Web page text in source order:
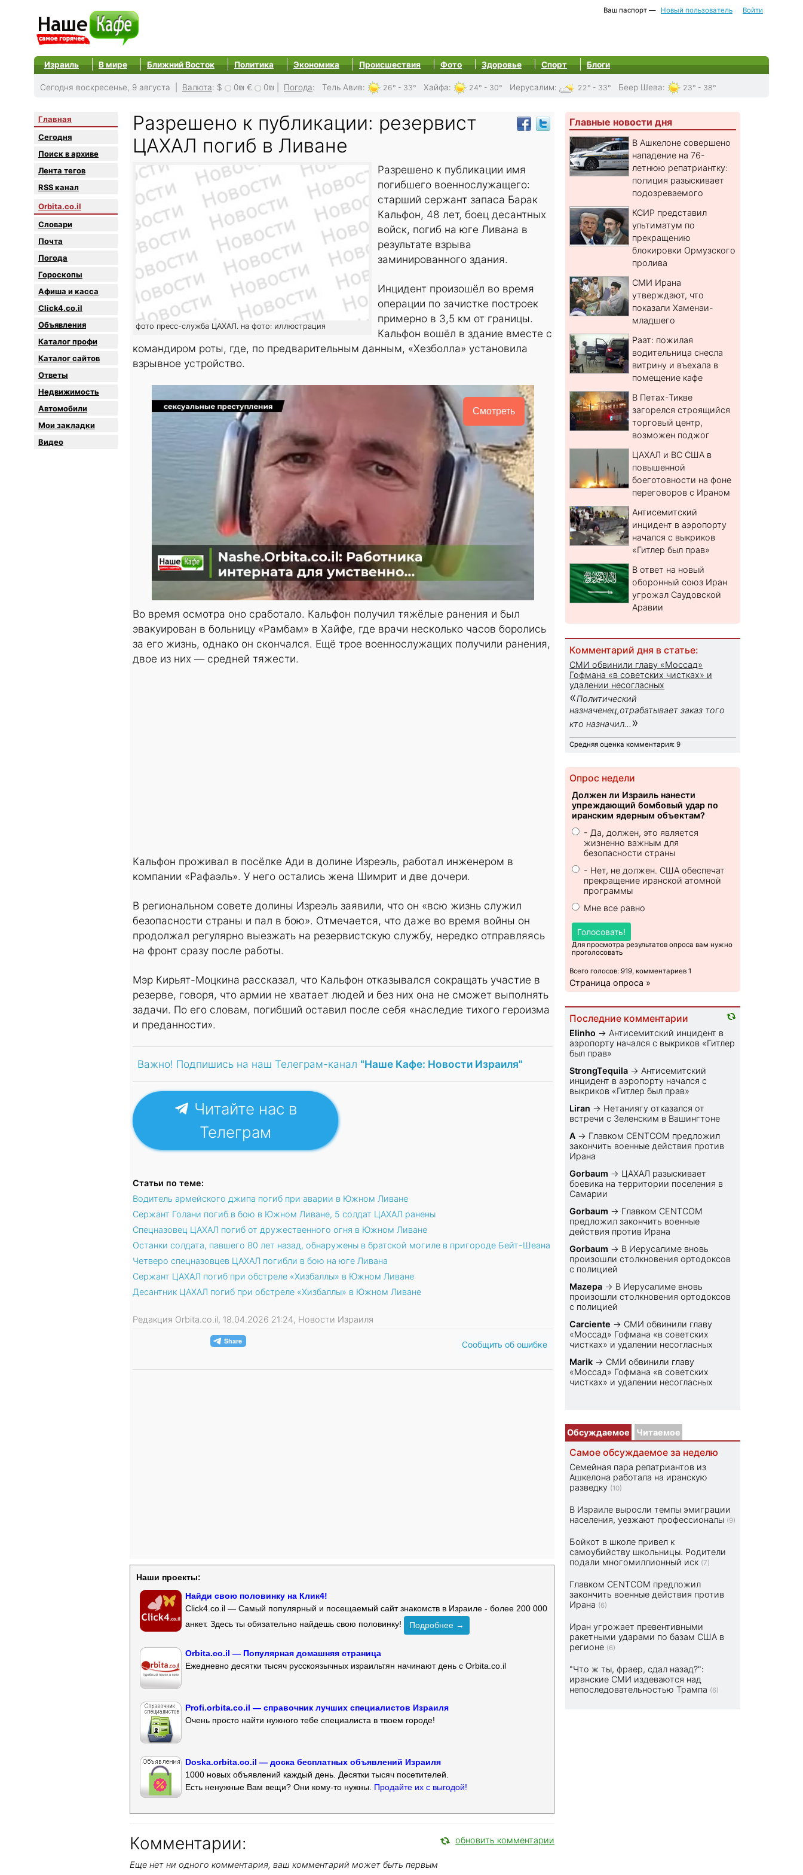
Ваш паспорт — Новый пользователь Войти
Израиль В мире Ближний Восток Политика Экономика Происшествия Фото Здоровье Спорт Блоги
Сегодня воскресенье, 9 августа | Валюта: $ 0₪ € 0₪ Погода: Тель Авив: 26° - 33° Хайфа: 24° - 30° Иерусалим: 22° - 33° Беер Шева: 23° - 38°
Главная
Сегодня
Поиск в архиве
Лента тегов
RSS канал
Orbita.co.il
Словари
Почта
Погода
Гороскопы
Афиша и касса
Click4.co.il
Объявления
Каталог профи
Каталог сайтов
Oтветы
Недвижимость
Автомобили
Мои закладки
Видео
Разрешено к публикации: резервист
ЦАХАЛ погиб в Ливане
фото пресс-служба ЦАХАЛ. на фото: иллюстрация
Разрешено к публикации имя
погибшего военнослужащего:
старший сержант запаса Барак
Кальфон, 48 лет, боец десантных
войск, погиб на юге Ливана в
результате взрыва
заминированного здания.
Инцидент произошёл во время
операции по зачистке построек
примерно в 3,5 км от границы.
Кальфон вошёл в здание вместе с
командиром роты, где, по предварительным данным, «Хезболла» установила
взрывное устройство.
Смотреть
Во время осмотра оно сработало. Кальфон получил тяжёлые ранения и был
эвакуирован в больницу «Рамбам» в Хайфе, где врачи несколько часов боролись
за его жизнь, однако он скончался. Ещё трое военнослужащих получили ранения,
двое из них — средней тяжести.
Кальфон проживал в посёлке Ади в долине Изреэль, работал инженером в
компании «Рафаэль». У него остались жена Шимрит и две дочери.
В региональном совете долины Изреэль заявили, что он «всю жизнь служил
безопасности страны и пал в бою». Отмечается, что даже во время войны он
продолжал регулярно выезжать на резервистскую службу, нередко отправляясь
на фронт сразу после работы.
Мэр Кирьят-Моцкина рассказал, что Кальфон отказывался сокращать участие в
резерве, говоря, что армии не хватает людей и без них она не сможет выполнять
задачи. По его словам, погибший оставил после себя «наследие тихого героизма
и преданности».
Важно! Подпишись на наш Телеграм-канал "Наше Кафе: Новости Израиля"
Читайте нас в
Телеграм
Статьи по теме:
Водитель армейского джипа погиб при аварии в Южном Ливане
Сержант Голани погиб в бою в Южном Ливане, 5 солдат ЦАХАЛ ранены
Спецназовец ЦАХАЛ погиб от дружественного огня в Южном Ливане
Останки солдата, павшего 80 лет назад, обнаружены в братской могиле в пригороде Бейт-Шеана
Четверо спецназовцев ЦАХАЛ погибли в бою на юге Ливана
Сержант ЦАХАЛ погиб при обстреле «Хизбаллы» в Южном Ливане
Десантник ЦАХАЛ погиб при обстреле «Хизбаллы» в Южном Ливане
Редакция Orbita.co.il, 18.04.2026 21:24, Новости Израиля
Сообщить об ошибке
Наши проекты:
Найди свою половинку на Клик4!
Click4.co.il — Самый популярный и посещаемый сайт знакомств в Израиле - более 200 000
анкет. Здесь ты обязательно найдешь свою половинку!
Подробнее →
Orbita.co.il — Популярная домашняя страница
Ежедневно десятки тысяч русскоязычных израильтян начинают день с Orbita.co.il
Profi.orbita.co.il — справочник лучших специалистов Израиля
Очень просто найти нужного тебе специалиста в твоем городе!
Doska.orbita.co.il — доска бесплатных объявлений Израиля
1000 новых объявлений каждый день. Десятки тысяч посетителей.
Есть ненужные Вам вещи? Они кому-то нужны. Продайте их с выгодой!
Комментарии: обновить комментарии
Еще нет ни одного комментария, ваш комментарий может быть первым
Главные новости дня
В Ашкелоне совершено
нападение на 76-
летнюю репатриантку:
полиция разыскивает
подозреваемого
КСИР представил
ультиматум по
прекращению
блокировки Ормузского
пролива
СМИ Ирана
утверждают, что
показали Хаменаи-
младшего
Раат: пожилая
водительница снесла
витрину и въехала в
помещение кафе
В Петах-Тикве
загорелся строящийся
торговый центр,
возможен поджог
ЦАХАЛ и ВС США в
повышенной
боеготовности на фоне
переговоров с Ираном
Антисемитский
инцидент в аэропорту
начался с выкриков
«Гитлер был прав»
В ответ на новый
оборонный союз Иран
угрожал Саудовской
Аравии
Комментарий дня в статье:
СМИ обвинили главу «Моссад»
Гофмана «в советских чистках» и
удалении несогласных
«Политический
назначенец,отрабатывает заказ того
кто назначил... »
Средняя оценка комментария: 9
Опрос недели
Должен ли Израиль нанести
упреждающий бомбовый удар по
иранским ядерным объектам?
- Да, должен, это является
жизненно важным для
безопасности страны
- Нет, не должен. США обеспечат
прекращение иранской атомной
программы
Мне все равно
Голосовать!
Для просмотра результатов опроса вам нужно
проголосовать
Всего голосов: 919, комментариев 1
Страница опроса »
Последние комментарии
Elinho → Антисемитский инцидент в
аэропорту начался с выкриков «Гитлер
был прав»
StrongTequila → Антисемитский
инцидент в аэропорту начался с
выкриков «Гитлер был прав»
Liran → Нетаниягу отказался от
встречи с Зеленским в Вашингтоне
A → Главком CENTCOM предложил
закончить военные действия против
Ирана
Gorbaum → ЦАХАЛ разыскивает
боевика на территории поселения в
Самарии
Gorbaum → Главком CENTCOM
предложил закончить военные
действия против Ирана
Gorbaum → В Иерусалиме вновь
произошли столкновения ортодоксов
с полицией
Mazepa → В Иерусалиме вновь
произошли столкновения ортодоксов
с полицией
Carciente → СМИ обвинили главу
«Моссад» Гофмана «в советских
чистках» и удалении несогласных
Marik → СМИ обвинили главу
«Моссад» Гофмана «в советских
чистках» и удалении несогласных
Обсуждаемое Читаемое
Самое обсуждаемое за неделю
Семейная пара репатриантов из
Ашкелона работала на иранскую
разведку (10)
В Израиле выросли темпы эмиграции
населения, уезжают профессионалы (9)
Бойкот в школе привел к
самоубийству школьницы. Родители
подали многомиллионный иск (7)
Главком CENTCOM предложил
закончить военные действия против
Ирана (6)
Иран угрожает превентивными
ракетными ударами по базам США в
регионе (6)
"Что ж ты, фраер, сдал назад?":
иранские СМИ издеваются над
непоследовательностью Трампа (6)